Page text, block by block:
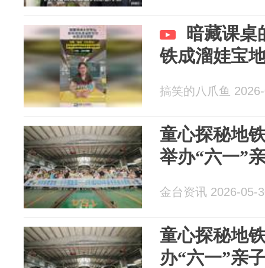
暗藏课桌
铁成溜娃宝
搞笑的八爪鱼
童心探秘地
举办“六一”
金台资讯 2026-05-
童心探秘地
办“六一”亲